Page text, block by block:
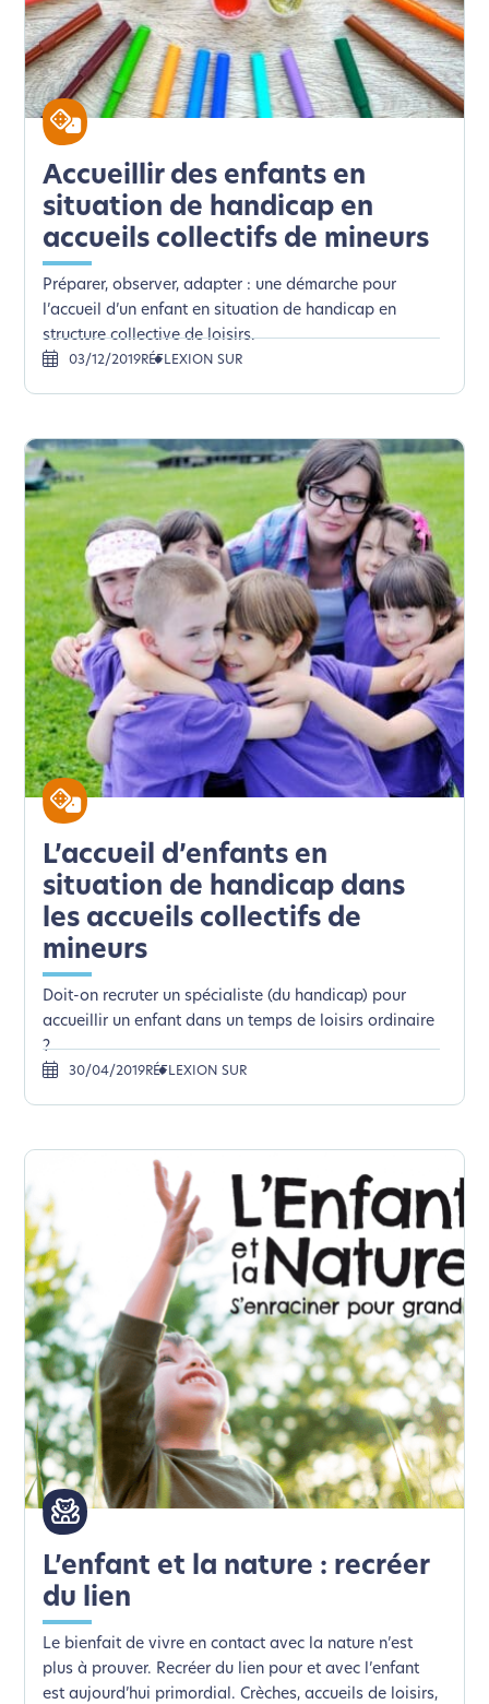
Accueillir des enfants en
situation de handicap en
accueils collectifs de mineurs
Préparer, observer, adapter : une démarche pour
l’accueil d’un enfant en situation de handicap en
structure collective de loisirs.
03/12/2019RÉFLEXION SUR
L’accueil d’enfants en
situation de handicap dans
les accueils collectifs de
mineurs
Doit-on recruter un spécialiste (du handicap) pour
accueillir un enfant dans un temps de loisirs ordinaire
?
30/04/2019RÉFLEXION SUR
L’enfant et la nature : recréer
du lien
Le bienfait de vivre en contact avec la nature n’est
plus à prouver. Recréer du lien pour et avec l’enfant
est aujourd’hui primordial. Crèches, accueils de loisirs,